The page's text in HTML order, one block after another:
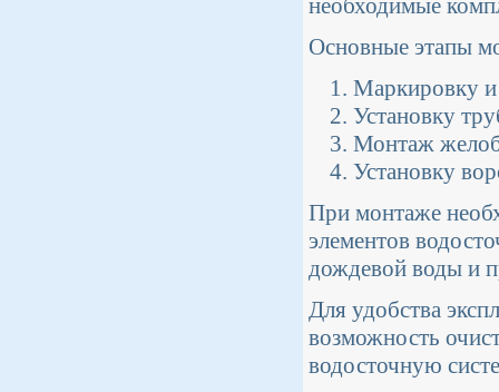
необходимые
Основные этапы
Маркировку и
Установку
Монтаж
Установку
При монтаже
элементов
дождевой воды и
Для удобства
возможность
водосточную